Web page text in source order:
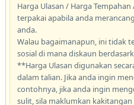
Harga Ulasan / Harga
terpakai apabila anda
anda.
Walau bagaimanapun, ini tidak
sosial di mana diskaun
**Harga Ulasan digunakan
dalam talian. Jika anda ingin
contohnya, jika anda ingin
sulit, sila maklumkan